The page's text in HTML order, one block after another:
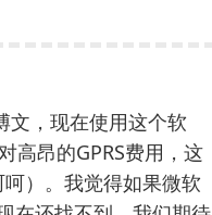
文，现在使用这个软
高昂的GPRS费用，这
）。我觉得如果微软